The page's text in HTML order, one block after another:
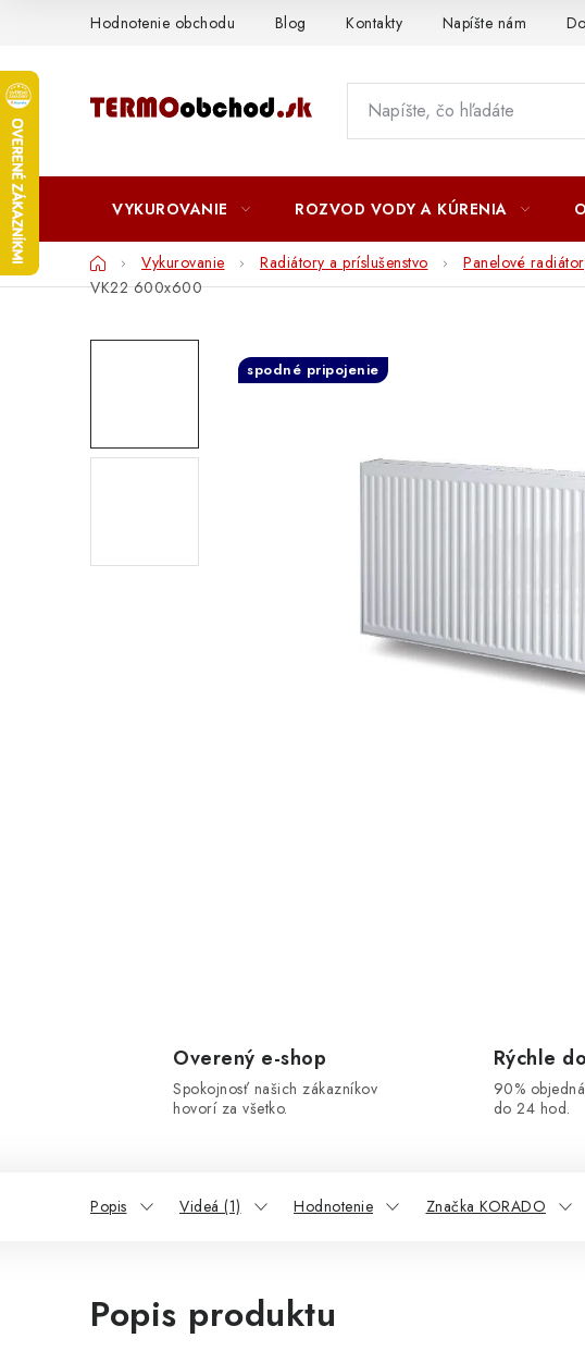
Hodnotenie obchodu Blog Kontakty Napíšte nám
VYKUROVANIE ROZVOD VODY A KÚRENIA
DomovVykurovanie Radiátory a príslušenstvo Panelové
VK22 600x600
spodné pripojenie
Overený e-shop
Spokojnosť našich zákazníkov
hovorí za všetko.
Rýchle
90%
do 24 hod.
Popis Videá (1) Hodnotenie Značka KORADO
Popis produktu